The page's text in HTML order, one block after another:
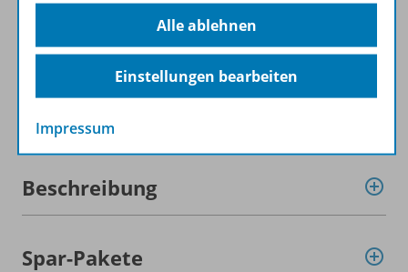
Informationen
Beschreibung
Spar-Pakete
Alle ablehnen
Einstellungen bearbeiten
Impressum